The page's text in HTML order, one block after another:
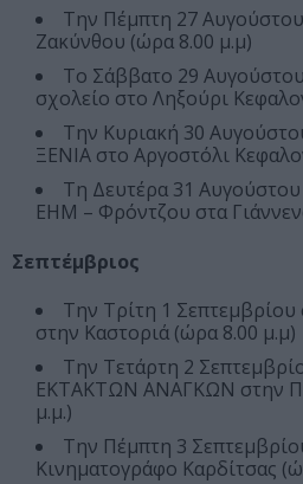
Την Πέμπτη 27
Ζακύνθου (ώρα 8.00 μ.μ)
Το Σάββατο 29
σχολείο στο Ληξούρι
Την Κυριακή 30
ΞΕΝΙΑ στο Αργοστόλι
Τη Δευτέρα 31
ΕΗΜ – Φρόντζου στα
Σεπτέμβριος
Την Τρίτη 1
στην Καστοριά (ώρα 8.00 μ.μ)
Την Τετάρτη 2
ΕΚΤΑΚΤΩΝ ΑΝΑΓΚΩΝ στην
μ.μ.)
Την Πέμπτη 3
Κινηματογράφο Καρδίτσας